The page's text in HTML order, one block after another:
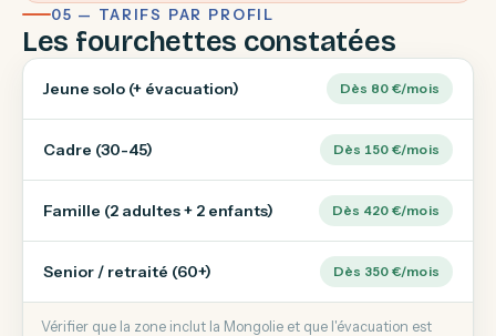
05 — TARIFS PAR PROFIL
Les fourchettes constatées
Jeune solo (+ évacuation) Dès 80 €/mois
Cadre (30-45) Dès 150 €/mois
Famille (2 adultes + 2 enfants) Dès 420 €/mois
Senior / retraité (60+) Dès 350 €/mois
Vérifier que la zone inclut la Mongolie et que l'évacuation est